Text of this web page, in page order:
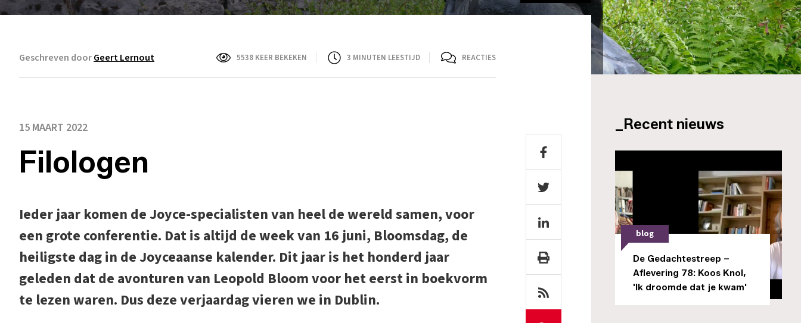
Geschreven doorGeert Lernout 5538 KEER BEKEKEN 3 MINUTEN LEESTIJD REACTIES
15 MAART 2022
Filologen
Ieder jaar komen de Joyce-specialisten van heel de wereld samen, voor
een grote conferentie. Dat is altijd de week van 16 juni, Bloomsdag, de
heiligste dag in de Joyceaanse kalender. Dit jaar is het honderd jaar
geleden dat de avonturen van Leopold Bloom voor het eerst in boekvorm
te lezen waren. Dus deze verjaardag vieren we in Dublin.
_Recent nieuws
blog
De Gedachtestreep –
Aflevering 78: Koos Knol,
'Ik droomde dat je kwam'